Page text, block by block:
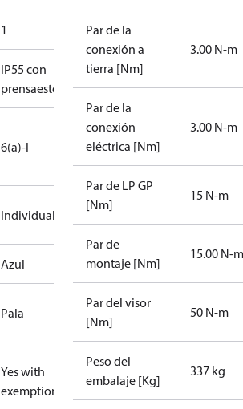
1
IP55 con
prensaestopas
6(a)-I
Individual
Azul
Pala
Yes with
exemptions
Par de la
conexión a
tierra [Nm]
3.00 N-m
Par de la
conexión
eléctrica [Nm]
3.00 N-m
Par de LP GP
[Nm]
15 N-m
Par de
montaje [Nm]
15.00 N-m
Par del visor
[Nm]
50 N-m
Peso del
embalaje [Kg]
337 kg